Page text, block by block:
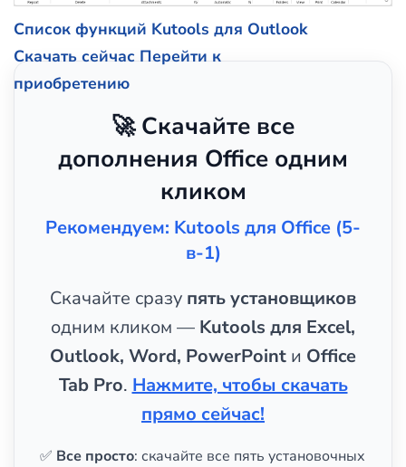
Список функций Kutools для Outlook
Скачать сейчас Перейти к
приобретению
🚀 Скачайте все
дополнения Office одним
кликом
Рекомендуем: Kutools для Office (5-
в-1)
Скачайте сразу пять установщиков
одним кликом — Kutools для Excel,
Outlook, Word, PowerPoint и Office
Tab Pro. Нажмите, чтобы скачать
прямо сейчас!
✅ Все просто: скачайте все пять установочных